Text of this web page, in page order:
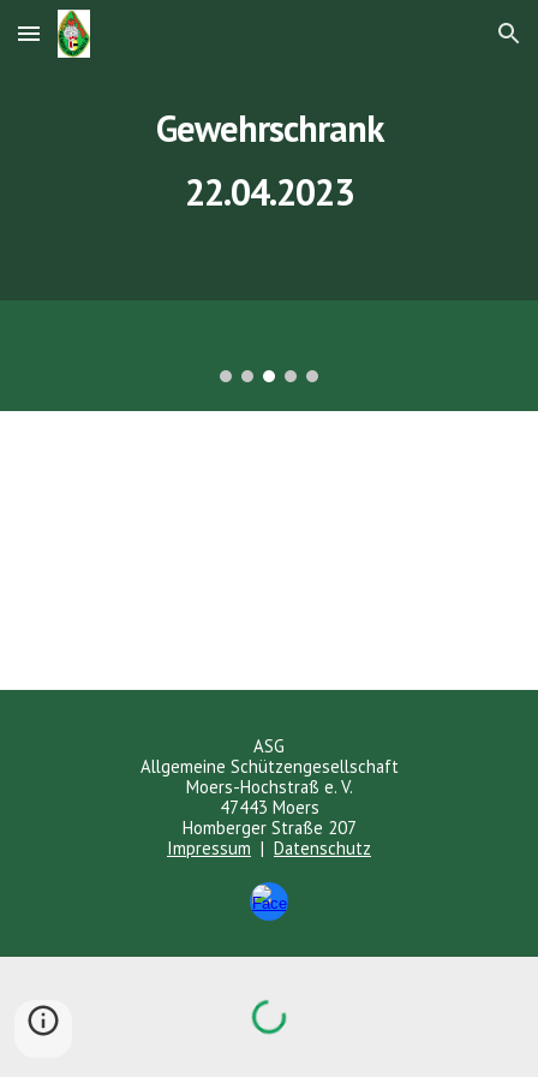
Skip to main content Skip to navigation
Gewehrschrank
22.04.2023
ASG
Allgemeine Schützengesellschaft
Moers-Hochstraß e. V.
47443 Moers
Homberger Straße 207
Impressum | Datenschutz